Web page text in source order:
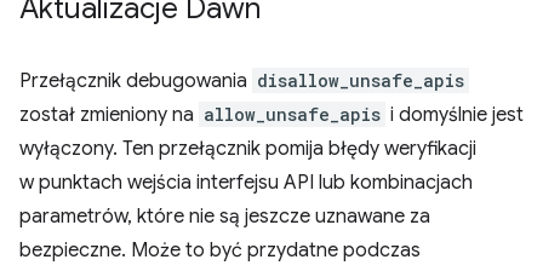
Aktualizacje Dawn
Przełącznik debugowania disallow_unsafe_apis
został zmieniony na allow_unsafe_apis i domyślnie jest
wyłączony. Ten przełącznik pomija błędy weryfikacji
w punktach wejścia interfejsu API lub kombinacjach
parametrów, które nie są jeszcze uznawane za
bezpieczne. Może to być przydatne podczas